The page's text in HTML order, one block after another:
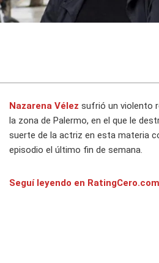
Nazarena Vélez sufrió un violento
la zona de Palermo, en el que le
suerte de la actriz en esta materia
episodio el último fin de semana.
Seguí leyendo en RatingCero.com